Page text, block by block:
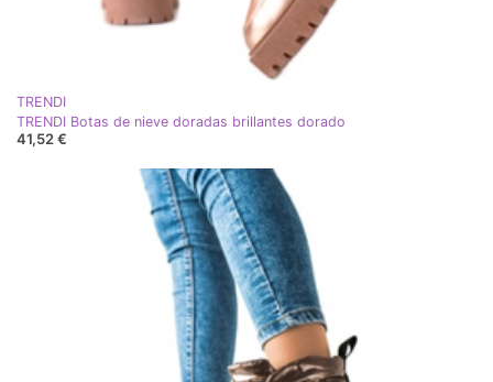
TRENDI
TRENDI Botas de nieve doradas brillantes dorado
41,52 €